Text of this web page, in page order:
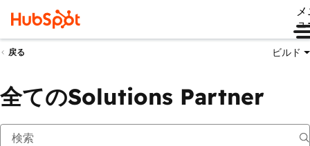
ュ
戻る ビルド
全てのSolutions Partner